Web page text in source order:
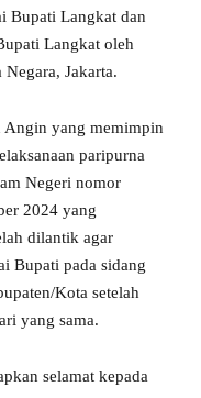
Bupati Langkat dan
Langkat oleh
Jakarta.
Angin yang memimpin
paripurna
Negeri nomor
2024 yang
dilantik agar
Bupati pada sidang
Kota setelah
yang sama.
selamat kepada